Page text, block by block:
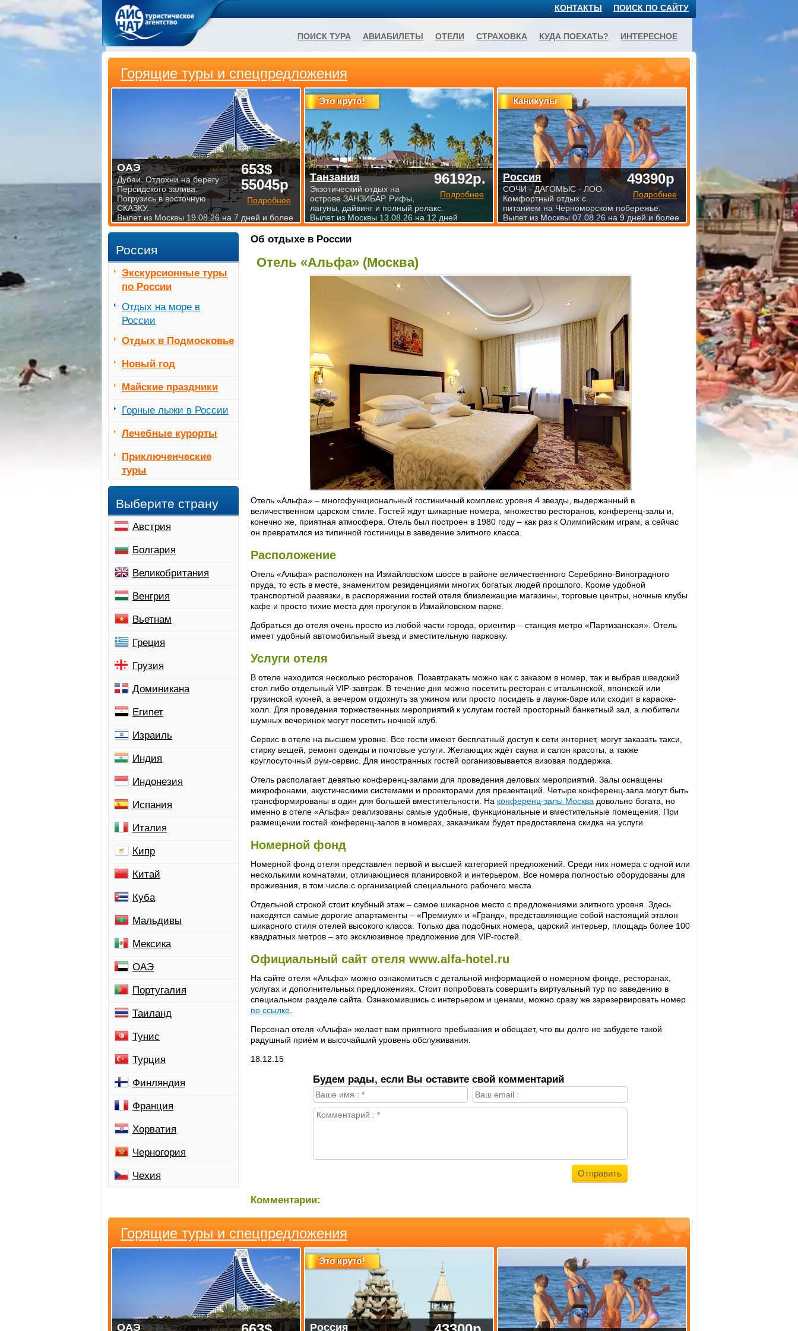
Об отдыхе в России
Отель «Альфа» (Москва)
Отель «Альфа» – многофункциональный гостиничный комплекс уровня 4 звезды, выдержанный в
величественном царском стиле. Гостей ждут шикарные номера, множество ресторанов, конференц-залы и,
конечно же, приятная атмосфера. Отель был построен в 1980 году – как раз к Олимпийским играм, а сейчас
он превратился из типичной гостиницы в заведение элитного класса.
Расположение
Отель «Альфа» расположен на Измайловском шоссе в районе величественного Серебряно-Виноградного
пруда, то есть в месте, знаменитом резиденциями многих богатых людей прошлого. Кроме удобной
транспортной развязки, в распоряжении гостей отеля близлежащие магазины, торговые центры, ночные клубы
кафе и просто тихие места для прогулок в Измайловском парке.
Добраться до отеля очень просто из любой части города, ориентир – станция метро «Партизанская». Отель
имеет удобный автомобильный въезд и вместительную парковку.
Услуги отеля
В отеле находится несколько ресторанов. Позавтракать можно как с заказом в номер, так и выбрав шведский
стол либо отдельный VIP-завтрак. В течение дня можно посетить ресторан с итальянской, японской или
грузинской кухней, а вечером отдохнуть за ужином или просто посидеть в лаунж-баре или сходит в караоке-
холл. Для проведения торжественных мероприятий к услугам гостей просторный банкетный зал, а любители
шумных вечеринок могут посетить ночной клуб.
Сервис в отеле на высшем уровне. Все гости имеют бесплатный доступ к сети интернет, могут заказать такси,
стирку вещей, ремонт одежды и почтовые услуги. Желающих ждёт сауна и салон красоты, а также
круглосуточный рум-сервис. Для иностранных гостей организовывается визовая поддержка.
Отель располагает девятью конференц-залами для проведения деловых мероприятий. Залы оснащены
микрофонами, акустическими системами и проекторами для презентаций. Четыре конференц-зала могут быть
трансформированы в один для большей вместительности. На конференц-залы Москва довольно богата, но
именно в отеле «Альфа» реализованы самые удобные, функциональные и вместительные помещения. При
размещении гостей конференц-залов в номерах, заказчикам будет предоставлена скидка на услуги.
Номерной фонд
Номерной фонд отеля представлен первой и высшей категорией предложений. Среди них номера с одной или
несколькими комнатами, отличающиеся планировкой и интерьером. Все номера полностью оборудованы для
проживания, в том числе с организацией специального рабочего места.
Отдельной строкой стоит клубный этаж – самое шикарное место с предложениями элитного уровня. Здесь
находятся самые дорогие апартаменты – «Премиум» и «Гранд», представляющие собой настоящий эталон
шикарного стиля отелей высокого класса. Только два подобных номера, царский интерьер, площадь более 100
квадратных метров – это эксклюзивное предложение для VIP-гостей.
Официальный сайт отеля www.alfa-hotel.ru
На сайте отеля «Альфа» можно ознакомиться с детальной информацией о номерном фонде, ресторанах,
услугах и дополнительных предложениях. Стоит попробовать совершить виртуальный тур по заведению в
специальном разделе сайта. Ознакомившись с интерьером и ценами, можно сразу же зарезервировать номер
по ссылке
Персонал отеля «Альфа» желает вам приятного пребывания и обещает, что вы долго не забудете такой
радушный приём и высочайший уровень обслуживания.
18.12.15
Будем рады, если Вы оставите свой комментарий
Комментарии:
Россия
Экскурсионные туры
по России
Отдых на море в
России
Отдых в Подмосковье
Новый год
Майские праздники
Горные лыжи в России
Лечебные курорты
Приключенческие
туры
Выберите страну
Австрия
Болгария
Великобритания
Венгрия
Вьетнам
Греция
Грузия
Доминикана
Египет
Израиль
Индия
Индонезия
Испания
Италия
Кипр
Китай
Куба
Мальдивы
Мексика
ОАЭ
Португалия
Таиланд
Тунис
Турция
Финляндия
Франция
Хорватия
Черногория
Чехия
Горящие туры и спецпредложения
ОАЭ
Это круто!
Россия
Горящие туры и спецпредложения
653$
55045р
Подробнее
ОАЭ
Дубаи. Отдохни на берегу
Персидского залива.
Погрузись в восточную
СКАЗКУ.
Вылет из Москвы 19.08.26 на 7 дней и более
Это круто!
96192р.
Подробнее
Танзания
Экзотический отдых на
острове ЗАНЗИБАР. Рифы,
лагуны, дайвинг и полный релакс.
Вылет из Москвы 13.08.26 на 12 дней
Каникулы
49390р
Подробнее
Россия
СОЧИ - ДАГОМЫС - ЛОО.
Комфортный отдых с
питанием на Черноморском побережье.
Вылет из Москвы 07.08.26 на 9 дней и более
ПОИСК ПО САЙТУ
КОНТАКТЫ
ПОИСК ТУРА АВИАБИЛЕТЫ ОТЕЛИ СТРАХОВКА КУДА ПОЕХАТЬ? ИНТЕРЕСНОЕ